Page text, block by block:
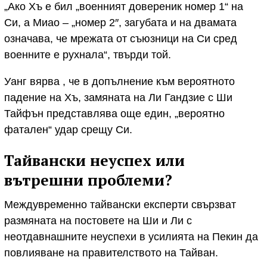
„Ако Хъ е бил „военният довереник номер 1“ на
Си, а Миао – „номер 2″, загубата и на двамата
означава, че мрежата от съюзници на Си сред
военните е рухнала“, твърди той.
Уанг вярва , че в допълнение към вероятното
падение на Хъ, замяната на Ли Гандзие с Ши
Тайфън представлява още един, „вероятно
фатален“ удар срещу Си.
Тайвански неуспех или
вътрешни проблеми?
Междувременно тайвански експерти свързват
размяната на постовете на Ши и Ли с
неотдавнашните неуспехи в усилията на Пекин да
повлияване на правителството на Тайван.